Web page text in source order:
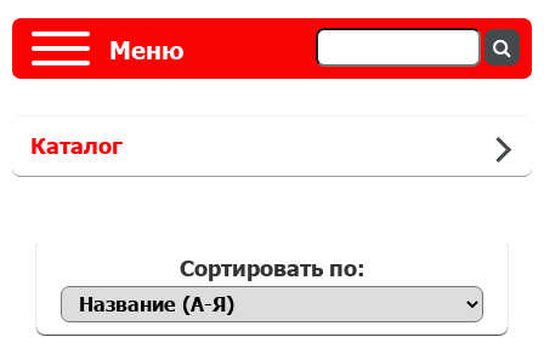
Меню
Каталог
Сортировать по: